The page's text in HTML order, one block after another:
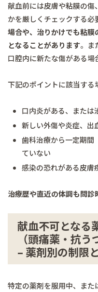
献血前には皮膚や粘膜の
かを厳しくチェックする必
場合や、治りかけでも粘
となることがあります。ま
口腔内に新たな傷がある場
下記のポイントに該当する
口内炎がある、または
新しい外傷や炎症、出
歯科治療から一定期間
ていない
感染の恐れがある皮膚
治療歴や直近の体調も問診
献血不可となる
（頭痛薬・抗う
– 薬剤別の制限
特定の薬剤を服用中、また